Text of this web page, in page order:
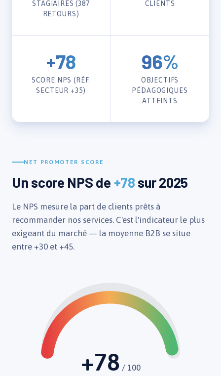
STAGIAIRES (387
RETOURS)
CLIENTS
+78
SCORE NPS (RÉF.
SECTEUR +35)
96%
OBJECTIFS
PÉDAGOGIQUES
ATTEINTS
NET PROMOTER SCORE
Un score NPS de +78 sur 2025
Le NPS mesure la part de clients prêts à
recommander nos services. C'est l'indicateur le plus
exigeant du marché — la moyenne B2B se situe
entre +30 et +45.
+78 / 100